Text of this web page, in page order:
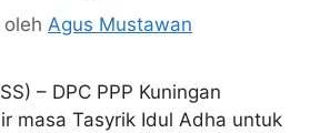
oleh Agus Mustawan
– DPC PPP Kuningan
masa Tasyrik Idul Adha untuk